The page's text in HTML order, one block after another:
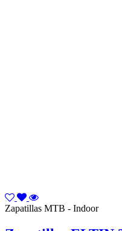
Zapatillas MTB - Indoor